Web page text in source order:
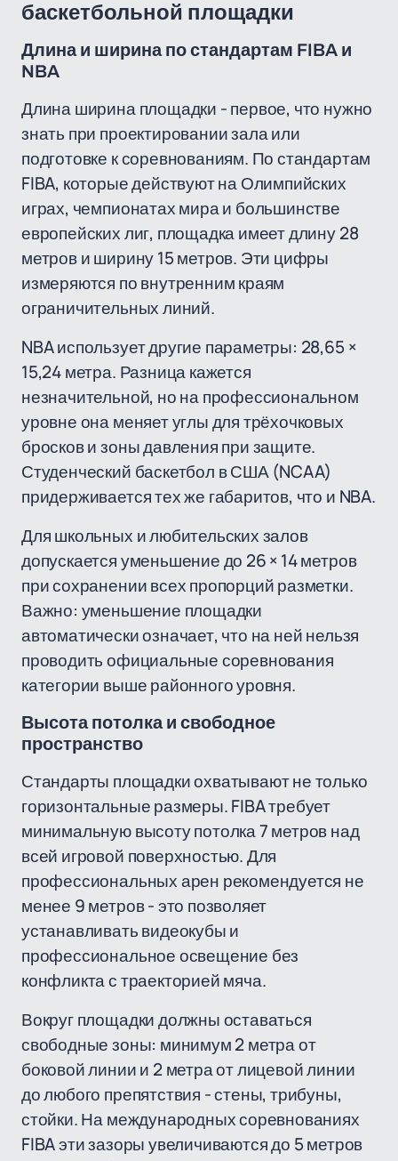
баскетбольной площадки
Длина и ширина по стандартам FIBA и
NBA
Длина ширина площадки - первое, что нужно
знать при проектировании зала или
подготовке к соревнованиям. По стандартам
FIBA, которые действуют на Олимпийских
играх, чемпионатах мира и большинстве
европейских лиг, площадка имеет длину 28
метров и ширину 15 метров. Эти цифры
измеряются по внутренним краям
ограничительных линий.
NBA использует другие параметры: 28,65 ×
15,24 метра. Разница кажется
незначительной, но на профессиональном
уровне она меняет углы для трёхочковых
бросков и зоны давления при защите.
Студенческий баскетбол в США (NCAA)
придерживается тех же габаритов, что и NBA.
Для школьных и любительских залов
допускается уменьшение до 26 × 14 метров
при сохранении всех пропорций разметки.
Важно: уменьшение площадки
автоматически означает, что на ней нельзя
проводить официальные соревнования
категории выше районного уровня.
Высота потолка и свободное
пространство
Стандарты площадки охватывают не только
горизонтальные размеры. FIBA требует
минимальную высоту потолка 7 метров над
всей игровой поверхностью. Для
профессиональных арен рекомендуется не
менее 9 метров - это позволяет
устанавливать видеокубы и
профессиональное освещение без
конфликта с траекторией мяча.
Вокруг площадки должны оставаться
свободные зоны: минимум 2 метра от
боковой линии и 2 метра от лицевой линии
до любого препятствия - стены, трибуны,
стойки. На международных соревнованиях
FIBA эти зазоры увеличиваются до 5 метров